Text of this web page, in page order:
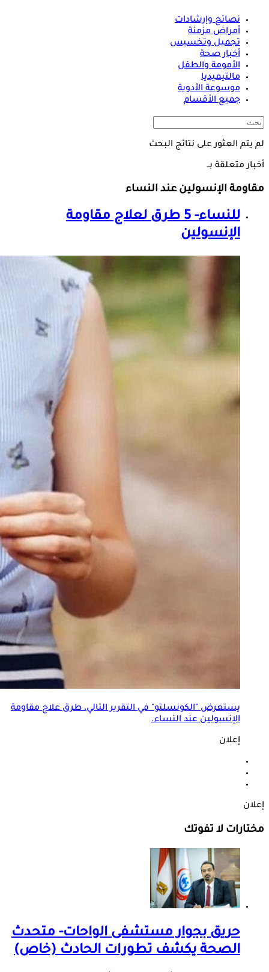
نصائح وإرشادات
أمراض مزمنة
تجميل وتخسيس
أخبار صحة
الأمومة والطفل
مالتيميديا
موسوعة الأدوية
جميع الأقسام
لم يتم العثور على نتائج البحث
أخبار متعلقة بــ
مقاومة الإنسولين عند النساء
للنساء- 5 طرق لعلاج مقاومة
الإنسولين
يستعرض "الكونسلتو" في التقرير التالي، طرق علاجمقاومة
الإنسولين عند النساء.
إعلان
إعلان
مختارات لا تفوتك
حريق بجوار مستشفى الواحات- متحدث
الصحة يكشف تطورات الحادث (خاص)